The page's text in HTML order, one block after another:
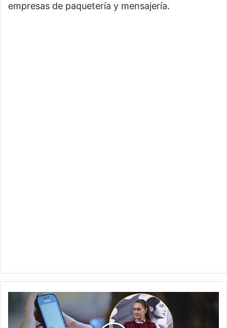
empresas de paquetería y mensajería.
Mexicanos
buscan
amparos